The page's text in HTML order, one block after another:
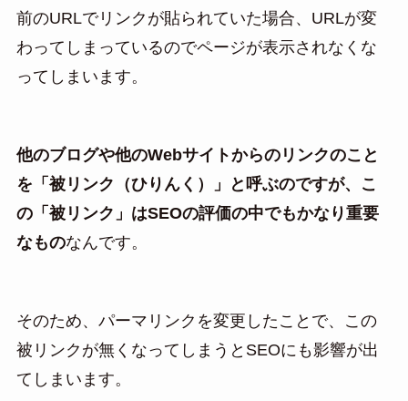
前のURLでリンクが貼られていた場合、URLが変
わってしまっているのでページが表示されなくな
ってしまいます。
他のブログや他のWebサイトからのリンクのこと
を「被リンク（ひりんく）」と呼ぶのですが、こ
の「被リンク」はSEOの評価の中でもかなり重要
なものなんです。
そのため、パーマリンクを変更したことで、この
被リンクが無くなってしまうとSEOにも影響が出
てしまいます。